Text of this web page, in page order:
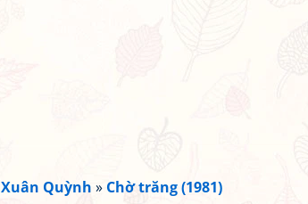
Xuân Quỳnh » Chờ trăng (1981)